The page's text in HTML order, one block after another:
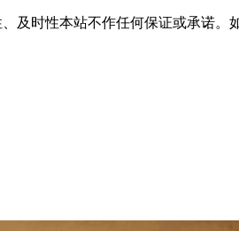
时性本站不作任何保证或承诺